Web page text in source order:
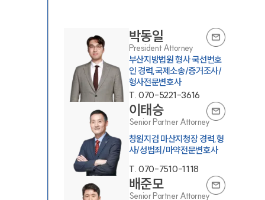
박동일
President Attorney
부산지방법원 형사 국선변호
인 경력,국제소송/증거조사/
형사전문변호사
T. 070-5221-3616
이태승
Senior Partner Attorney
창원지검 마산지청장 경력,형
사/성범죄/마약전문변호사
T. 070-7510-1118
배준모
Senior Partner Attorney